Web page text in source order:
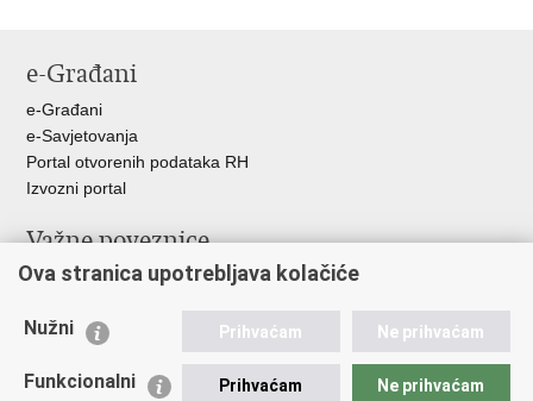
e-Građani
e-Građani
e-Savjetovanja
Portal otvorenih podataka RH
Izvozni portal
Važne poveznice
Ministarstvo unutarnjih poslova RH
Nestale osobe u Domovinskom ratu (Ministarstvo hrvatskih
Ministarstvo znanosti i obrazovanja
Ova stranica upotrebljava kolačiće
Nužni Prihvaćam Ne prihvaćam
Funkcionalni Prihvaćam Ne prihvaćam